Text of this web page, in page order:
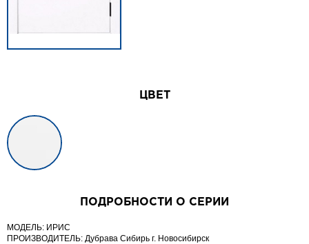
ЦВЕТ
ПОДРОБНОСТИ О СЕРИИ
МОДЕЛЬ: ИРИС
ПРОИЗВОДИТЕЛЬ: Дубрава Сибирь г. Новосибирск